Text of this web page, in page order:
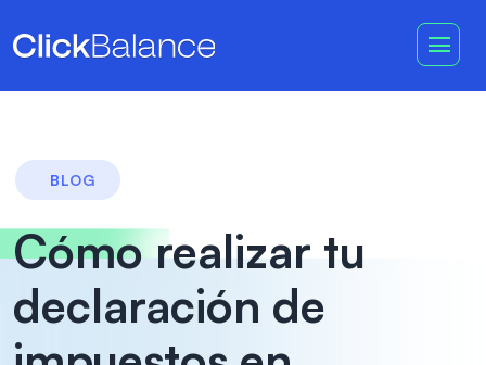
BLOG
Cómo realizar tu
declaración de